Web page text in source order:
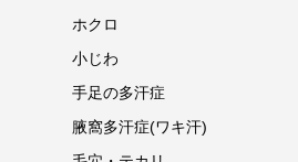
ホクロ
小じわ
手足の多汗症
腋窩多汗症(ワキ汗)